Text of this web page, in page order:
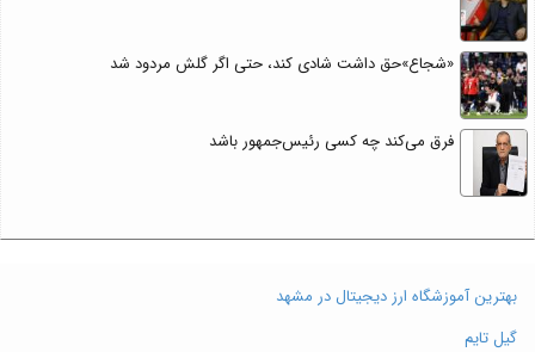
«شجاع»حق داشت شادی کند، حتی اگر گلش مردود شد
فرق می‌کند چه کسی رئیس‌جمهور باشد
بهترین آموزشگاه ارز دیجیتال در مشهد
گیل تایم